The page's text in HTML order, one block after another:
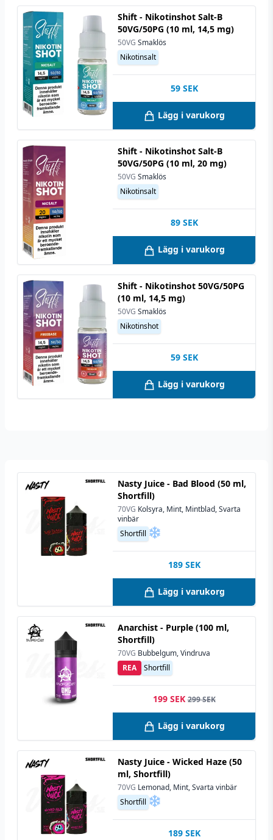
Shift - Nikotinshot Salt-B
50VG/50PG (10 ml, 14,5 mg)
50VG Smaklös
Nikotinsalt
59 SEK
Lägg i varukorg
Shift - Nikotinshot Salt-B
50VG/50PG (10 ml, 20 mg)
50VG Smaklös
Nikotinsalt
89 SEK
Lägg i varukorg
Shift - Nikotinshot 50VG/50PG
(10 ml, 14,5 mg)
50VG Smaklös
Nikotinshot
59 SEK
Lägg i varukorg
Nasty Juice - Bad Blood (50 ml,
Shortfill)
70VG Kolsyra, Mint, Mintblad, Svarta
vinbär
Shortfill
189 SEK
Lägg i varukorg
Anarchist - Purple (100 ml,
Shortfill)
70VG Bubbelgum, Vindruva
Shortfill
REA
199 SEK 299 SEK
Lägg i varukorg
Nasty Juice - Wicked Haze (50
ml, Shortfill)
70VG Lemonad, Mint, Svarta vinbär
Shortfill
189 SEK